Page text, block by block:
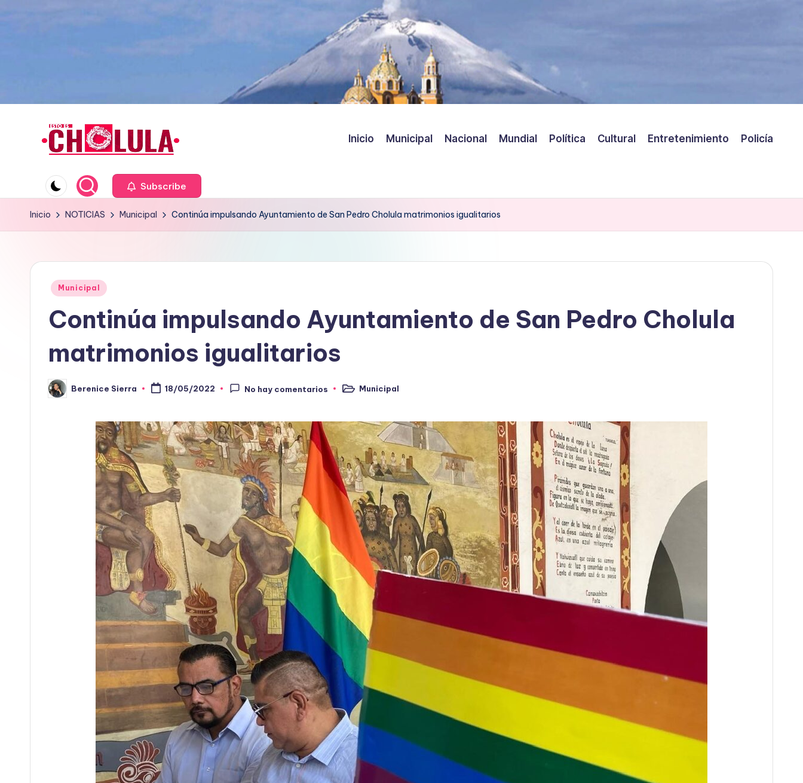
Inicio Municipal Nacional Mundial Política Cultural Entretenimiento Policía
Subscribe
Inicio NOTICIAS Municipal Continúa impulsando Ayuntamiento de San Pedro Cholula matrimonios igualitarios
Publicado
Municipal
Continúa impulsando Ayuntamiento de San Pedro Cholula
matrimonios igualitarios
Publicado
por
Berenice Sierra 18/05/2022 No hay comentarios
Publicado
Municipal